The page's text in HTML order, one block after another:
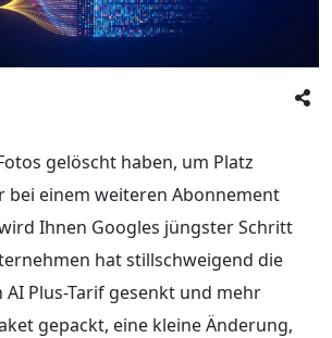
gelöscht haben, um Platz
bei einem weiteren Abonnement
Ihnen Googles jüngster Schritt
hat stillschweigend die
Plus-Tarif gesenkt und mehr
gepackt, eine kleine Änderung,